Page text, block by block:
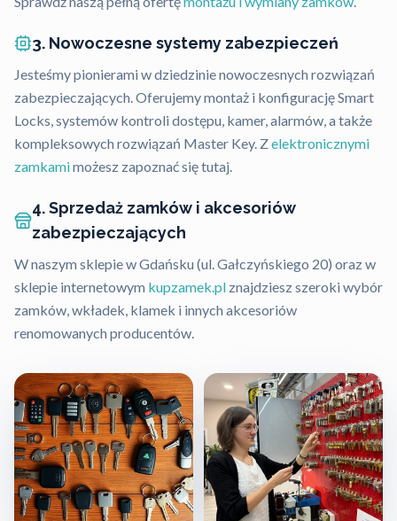
3. Nowoczesne systemy zabezpieczeń
Jesteśmy pionierami w dziedzinie nowoczesnych rozwiązań
zabezpieczających. Oferujemy montaż i konfigurację Smart
Locks, systemów kontroli dostępu, kamer, alarmów, a także
kompleksowych rozwiązań Master Key. Zelektronicznymi
zamkamimożesz zapoznać się tutaj.
4. Sprzedaż zamków i akcesoriów
zabezpieczających
W naszym sklepie w Gdańsku (ul. Gałczyńskiego 20) oraz w
sklepie internetowym kupzamek.pl znajdziesz szeroki wybór
zamków, wkładek, klamek i innych akcesoriów
renomowanych producentów.